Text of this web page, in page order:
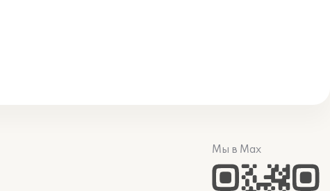
Мы в Max